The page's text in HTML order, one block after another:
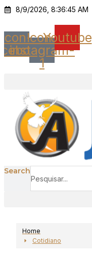
Ir
o
conteúdo
8/9/2026, 8:36:45 AM
Icon-Icon-
instagram-
1
Youtube
Search
Home
Cotidiano